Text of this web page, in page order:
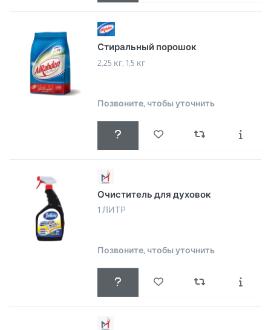
Стиральный порошок
2,25 кг, 1,5 кг
Позвоните, чтобы уточнить
Очиститель для духовок
1 ЛИТР
Позвоните, чтобы уточнить